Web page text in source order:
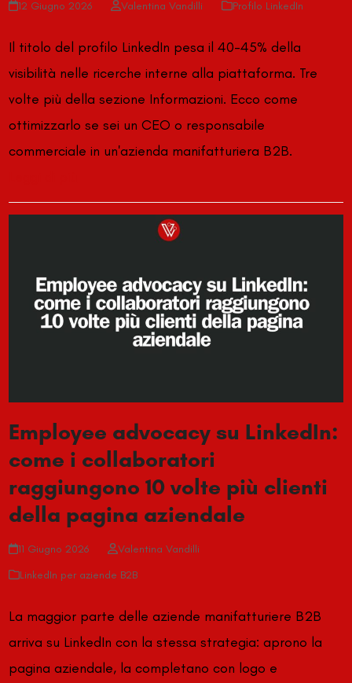
12 Giugno 2026 Valentina Vandilli Profilo LinkedIn
Il titolo del profilo LinkedIn pesa il 40-45% della
visibilità nelle ricerche interne alla piattaforma. Tre
volte più della sezione Informazioni. Ecco come
ottimizzarlo se sei un CEO o responsabile
commerciale in un'azienda manifatturiera B2B.
Employee advocacy su LinkedIn:
come i collaboratori
raggiungono 10 volte più clienti
della pagina aziendale
11 Giugno 2026
Valentina Vandilli
LinkedIn per aziende B2B
La maggior parte delle aziende manifatturiere B2B
arriva su LinkedIn con la stessa strategia: aprono la
pagina aziendale, la completano con logo e